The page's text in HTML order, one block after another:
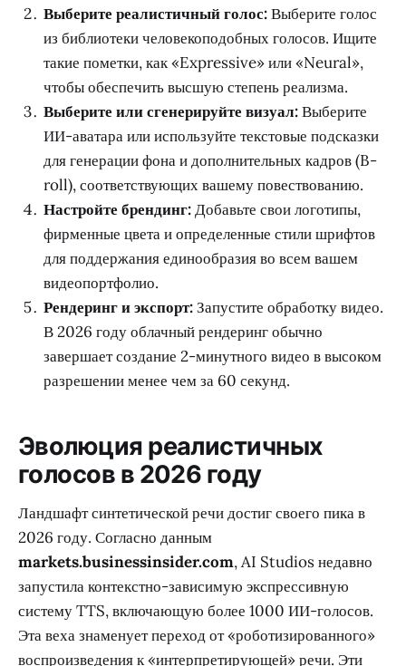
Выберите реалистичный голос:Выберите голос
из библиотеки человекоподобных голосов. Ищите
такие пометки, как «Expressive» или «Neural»,
чтобы обеспечить высшую степень реализма.
Выберите или сгенерируйте визуал:Выберите
ИИ-аватара или используйте текстовые подсказки
для генерации фона и дополнительных кадров (B-
roll), соответствующих вашему повествованию.
Настройте брендинг:Добавьте свои логотипы,
фирменные цвета и определенные стили шрифтов
для поддержания единообразия во всем вашем
видеопортфолио.
Рендеринг и экспорт:Запустите обработку видео.
В 2026 году облачный рендеринг обычно
завершает создание 2-минутного видео в высоком
разрешении менее чем за 60 секунд.
Эволюция реалистичных
голосов в 2026 году
Ландшафт синтетической речи достиг своего пика в
2026 году. Согласно данным
markets.businessinsider.com, AI Studios недавно
запустила контекстно-зависимую экспрессивную
систему TTS, включающую более 1000 ИИ-голосов.
Эта веха знаменует переход от «роботизированного»
воспроизведения к «интерпретирующей» речи. Эти